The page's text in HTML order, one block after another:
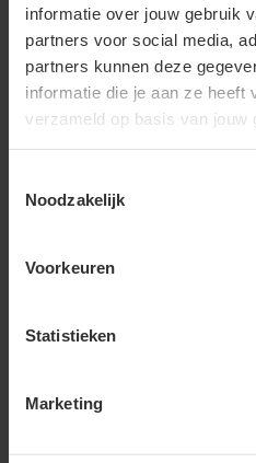
informatie over jouw gebruik
partners voor social media,
partners kunnen deze
informatie die je aan ze heeft
verzameld op basis van jouw
Noodzakelijk
Voorkeuren
Statistieken
Marketing
Gerelateerde
943270- SKS-2000-
Canalit sokkelset
Deze dubbele en lange